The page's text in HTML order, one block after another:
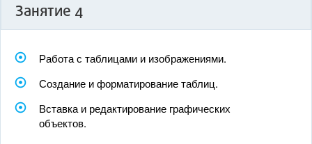
Занятие 4
Работа с таблицами и изображениями.
Создание и форматирование таблиц.
Вставка и редактирование графических
объектов.